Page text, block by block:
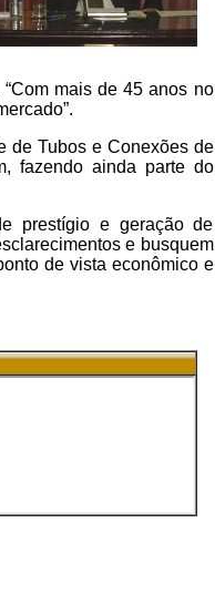
mais de 45 anos no
de Tubos e Conexões de
fazendo ainda parte do
prestígio e geração de
e busquem
de vista econômico e